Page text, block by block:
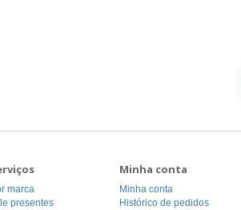
marca
presentes
Minha conta
Minha conta
Histórico de pedidos